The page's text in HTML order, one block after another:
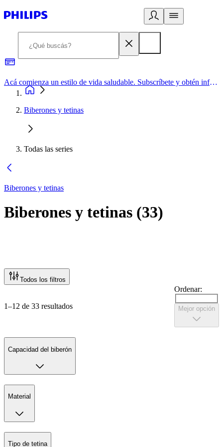
Acá comienza un estilo de vida saludable. Subscríbete y obtén información de primera mano
Biberones y tetinas
Todas las series
Biberones y tetinas
Biberones y tetinas (33)
Todos los filtros
1–12 de 33 resultados
Ordenar:
Mejor opción
Capacidad del biberón
Material
Tipo de tetina